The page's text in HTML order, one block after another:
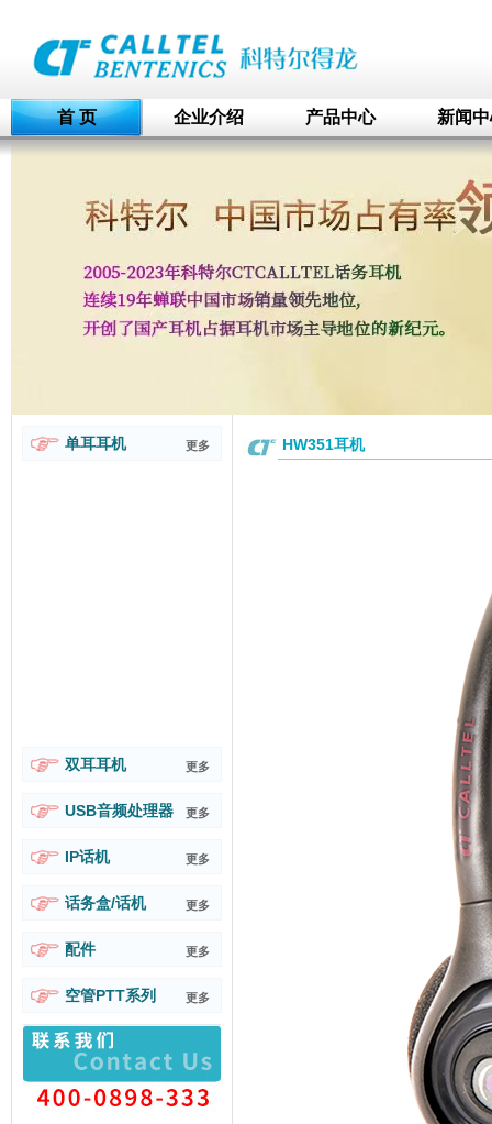
首 页 企业介绍 产品中心 新闻
单耳耳机 更多
双耳耳机 更多
USB音频处理器 更多
IP话机 更多
话务盒/话机 更多
配件 更多
空管PTT系列 更多
HW351耳机